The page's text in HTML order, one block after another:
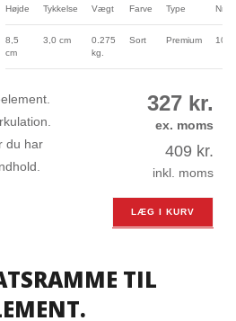
Højde Tykkelse Vægt Farve Type Nr.
8,5
cm
3,0 cm
0.275
kg.
Sort Premium
du har
327 kr.
ex. moms
409 kr.
inkl. moms
LÆG I KURV
TIL